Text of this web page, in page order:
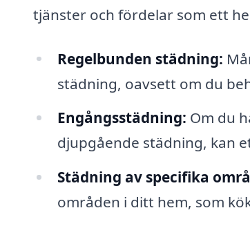
tjänster och fördelar som ett
Regelbunden städning:
städning, oavsett om du
Engångsstädning: Om du
djupgående städning, kan
Städning av specifika
områden i ditt hem, som